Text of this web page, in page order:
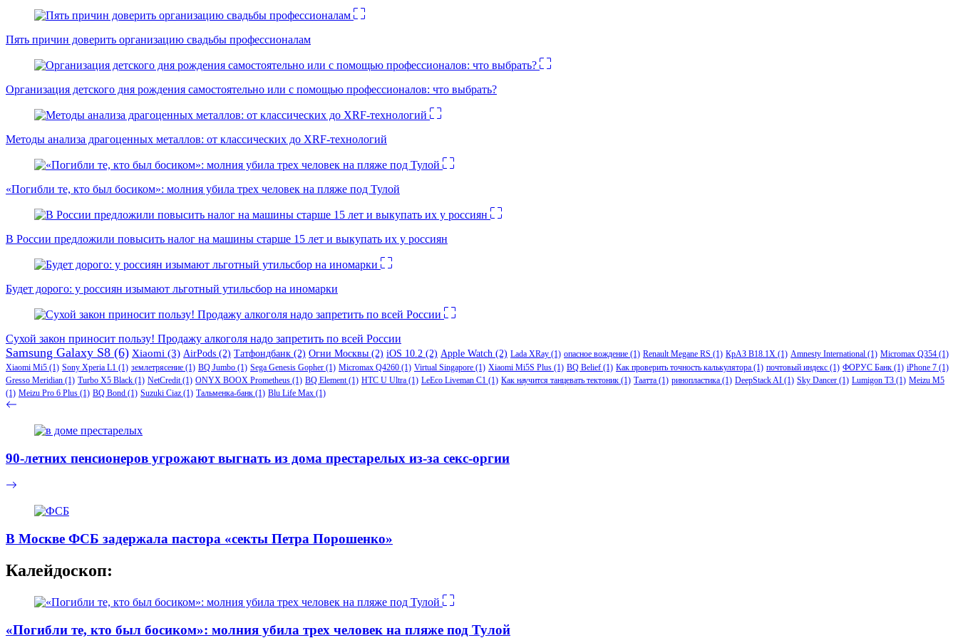
Пять причин доверить организацию свадьбы профессионалам
Организация детского дня рождения самостоятельно или с помощью профессионалов: что выбрать?
Методы анализа драгоценных металлов: от классических до XRF-технологий
«Погибли те, кто был босиком»: молния убила трех человек на пляже под Тулой
В России предложили повысить налог на машины старше 15 лет и выкупать их у россиян
Будет дорого: у россиян изымают льготный утильсбор на иномарки
Сухой закон приносит пользу! Продажу алкоголя надо запретить по всей России
Samsung Galaxy S8 (6) Xiaomi (3) AirPods (2) Татфондбанк (2) Огни Москвы (2) iOS 10.2 (2) Apple Watch (2) Lada XRay (1) опасное вождение (1) Renault Megane RS (1) КрАЗ В18.1Х (1) Amnesty International (1) Micromax Q354 (1)
Xiaomi Mi5 (1) Sony Xperia L1 (1) землетрясение (1) BQ Jumbo (1) Sega Genesis Gopher (1) Micromax Q4260 (1) Virtual Singapore (1) Xiaomi Mi5S Plus (1) BQ Belief (1) Как проверить точность калькулятора (1) почтовый индекс (1) ФОРУС Банк (1) iPhone 7 (1)
Gresso Meridian (1) Turbo X5 Black (1) NetCredit(1) ONYX BOOX Prometheus (1) BQ Element(1) HTC U Ultra (1) LeEco Liveman C1 (1) Как научится танцевать тектоник (1) Таатта (1) ринопластика (1) DeepStack AI (1) Sky Dancer (1) Lumigon T3 (1) Meizu M5
(1) Meizu Pro 6 Plus (1) BQ Bond (1) Suzuki Ciaz (1) Тальменка-банк (1) Blu Life Max (1)
90-летних пенсионеров угрожают выгнать из дома престарелых из-за секс-оргии
В Москве ФСБ задержала пастора «секты Петра Порошенко»
Калейдоскоп:
«Погибли те, кто был босиком»: молния убила трех человек на пляже под Тулой